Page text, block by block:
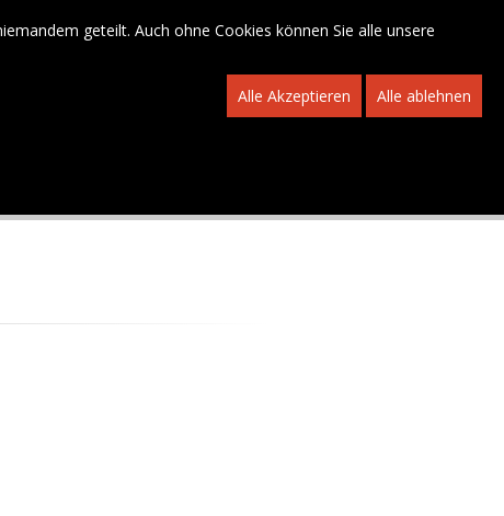
geteilt. Auch ohne Cookies können Sie alle unsere
Alle Akzeptieren Alle ablehnen
FR-DE
KONTAKT ANMELDUNG